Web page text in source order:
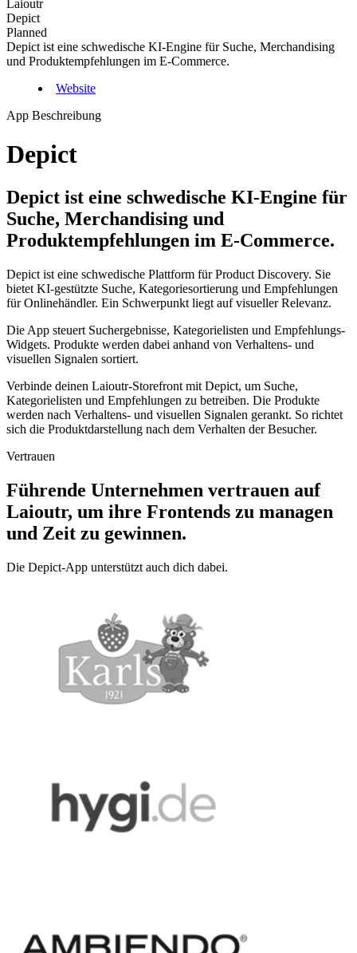
Laioutr
Depict
Planned
Depict ist eine schwedische KI-Engine für Suche, Merchandising
und Produktempfehlungen im E-Commerce.
Website
App Beschreibung
Depict
Depict ist eine schwedische KI-Engine für
Suche, Merchandising und
Produktempfehlungen im E-Commerce.
Depict ist eine schwedische Plattform für Product Discovery. Sie
bietet KI-gestützte Suche, Kategoriesortierung und Empfehlungen
für Onlinehändler. Ein Schwerpunkt liegt auf visueller Relevanz.
Die App steuert Suchergebnisse, Kategorielisten und Empfehlungs-
Widgets. Produkte werden dabei anhand von Verhaltens- und
visuellen Signalen sortiert.
Verbinde deinen Laioutr-Storefront mit Depict, um Suche,
Kategorielisten und Empfehlungen zu betreiben. Die Produkte
werden nach Verhaltens- und visuellen Signalen gerankt. So richtet
sich die Produktdarstellung nach dem Verhalten der Besucher.
Vertrauen
Führende Unternehmen vertrauen auf
Laioutr, um ihre Frontends zu managen
und Zeit zu gewinnen.
Die Depict-App unterstützt auch dich dabei.